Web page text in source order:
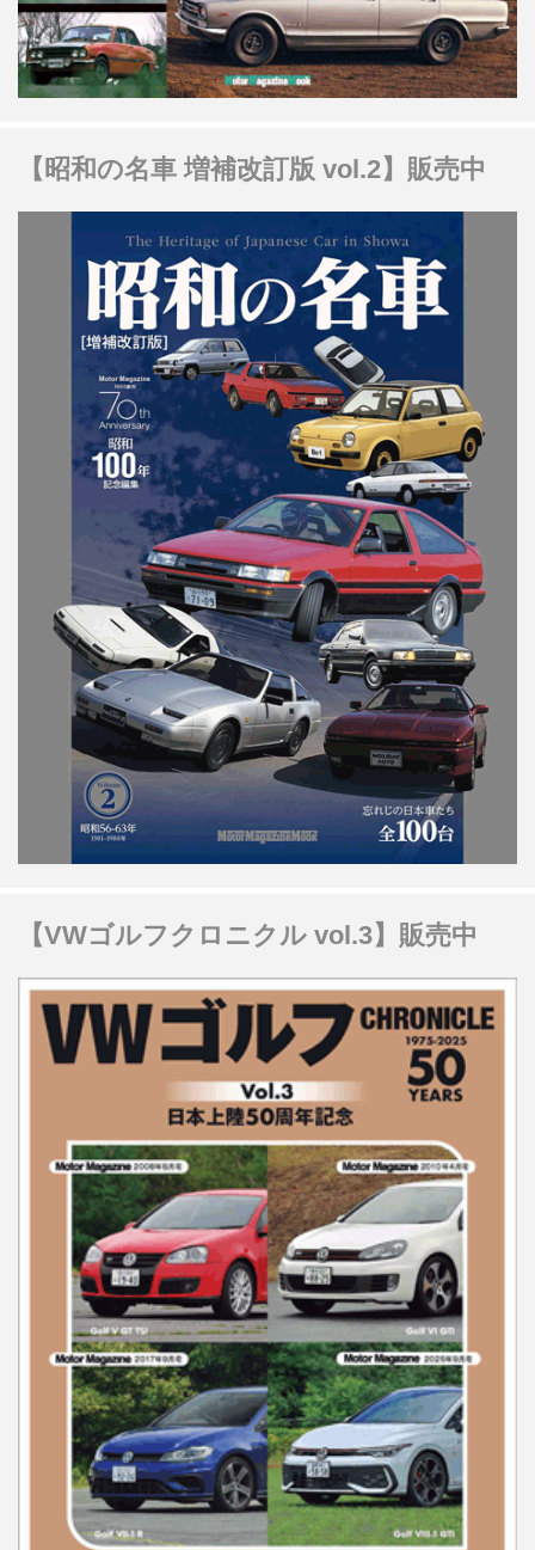
【昭和の名車 増補改訂版 vol.2】販売中
【VWゴルフクロニクル vol.3】販売中